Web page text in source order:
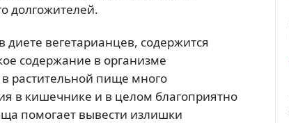
долгожителей.
вегетарианцев, содержится
содержание в организме
в растительной пище много
в кишечнике и в целом благоприятно
помогает вывести излишки